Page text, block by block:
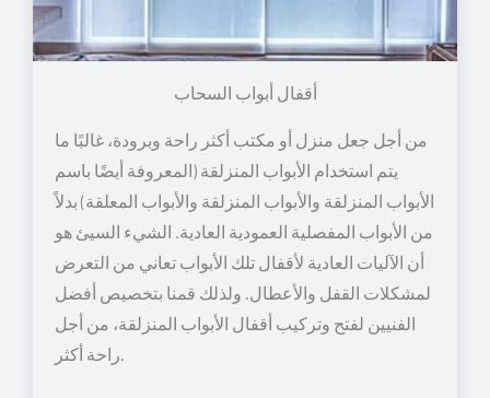
أقفال أبواب السحاب
من أجل جعل منزل أو مكتب أكثر راحة وبرودة، غالبًا ما
يتم استخدام الأبواب المنزلقة (المعروفة أيضًا باسم
الأبواب المنزلقة والأبواب المنزلقة والأبواب المعلقة) بدلاً
من الأبواب المفصلية العمودية العادية. الشيء السيئ هو
أن الآليات العادية لأقفال تلك الأبواب تعاني من التعرض
لمشكلات القفل والأعطال. ولذلك قمنا بتخصيص أفضل
الفنيين لفتح وتركيب أقفال الأبواب المنزلقة، من أجل
راحة أكثر.